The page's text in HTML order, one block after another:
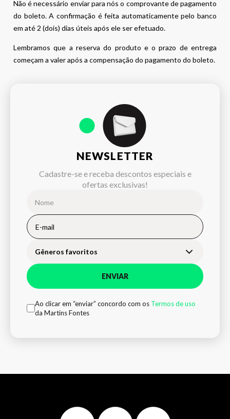
Não é necessário enviar para nós o comprovante de pagamento
do boleto. A confirmação é feita automaticamente pelo banco
em até 2 (dois) dias úteis após ele ser efetuado.
Lembramos que a reserva do produto e o prazo de entrega
começam a valer após a compensação do pagamento do boleto.
NEWSLETTER
Cadastre-se e receba descontos especiais e
ofertas exclusivas!
Gêneros favoritos
ENVIAR
Ao clicar em “enviar” concordo com os Termos de uso
da Martins Fontes